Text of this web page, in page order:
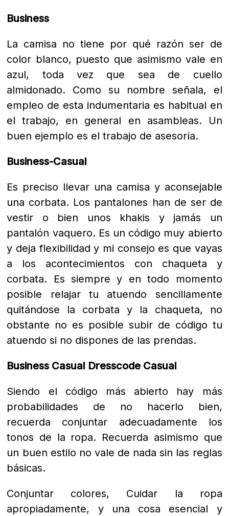
Business
La camisa no tiene por qué razón ser de
color blanco, puesto que asimismo vale en
azul, toda vez que sea de cuello
almidonado. Como su nombre señala, el
empleo de esta indumentaria es habitual en
el trabajo, en general en asambleas. Un
buen ejemplo es el trabajo de asesoría.
Business-Casual
Es preciso llevar una camisa y aconsejable
una corbata. Los pantalones han de ser de
vestir o bien unos khakis y jamás un
pantalón vaquero. Es un código muy abierto
y deja flexibilidad y mi consejo es que vayas
a los acontecimientos con chaqueta y
corbata. Es siempre y en todo momento
posible relajar tu atuendo sencillamente
quitándose la corbata y la chaqueta, no
obstante no es posible subir de código tu
atuendo si no dispones de las prendas.
Business Casual Dresscode Casual
Siendo el código más abierto hay más
probabilidades de no hacerlo bien,
recuerda conjuntar adecuadamente los
tonos de la ropa. Recuerda asimismo que
un buen estilo no vale de nada sin las reglas
básicas.
Conjuntar colores, Cuidar la ropa
apropiadamente, y una cosa esencial y